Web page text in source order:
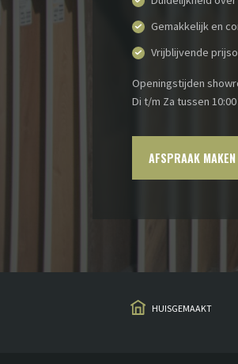
Gemakkelijk en
Vrijblijvende
Openingstijden
Di t/m Za tussen 10:00
AFSPRAAK MAKEN
HUISGEMAAKT